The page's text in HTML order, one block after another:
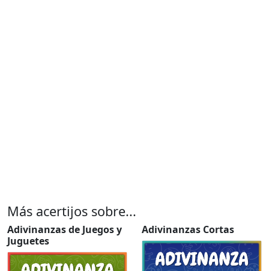
Más acertijos sobre...
Adivinanzas de Juegos y
Juguetes
Adivinanzas Cortas